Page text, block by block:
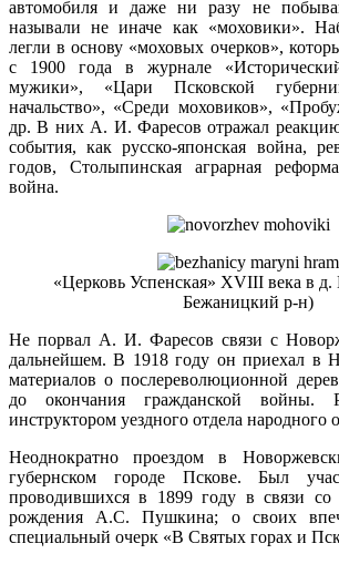
автомобиля и даже ни разу не
называли не иначе как «моховики».
легли в основу «моховых очерков»,
с 1900 года в журнале
мужики», «Цари Псковской
начальство», «Среди моховиков»,
др. В них А. И. Фаресов отражал реакцию
события, как русско-японская война,
годов, Столыпинская аграрная
война.
«Церковь Успенская» XVIII века в д.
Бежаницкий р-н)
Не порвал А. И. Фаресов связи с
дальнейшем. В 1918 году он приехал в
материалов о послереволюционной
до окончания гражданской войны.
инструктором уездного отдела народного
Неоднократно проездом в
губернском городе Пскове. Был
проводившихся в 1899 году в связи со
рождения А.С. Пушкина; о своих
специальный очерк «В Святых горах и